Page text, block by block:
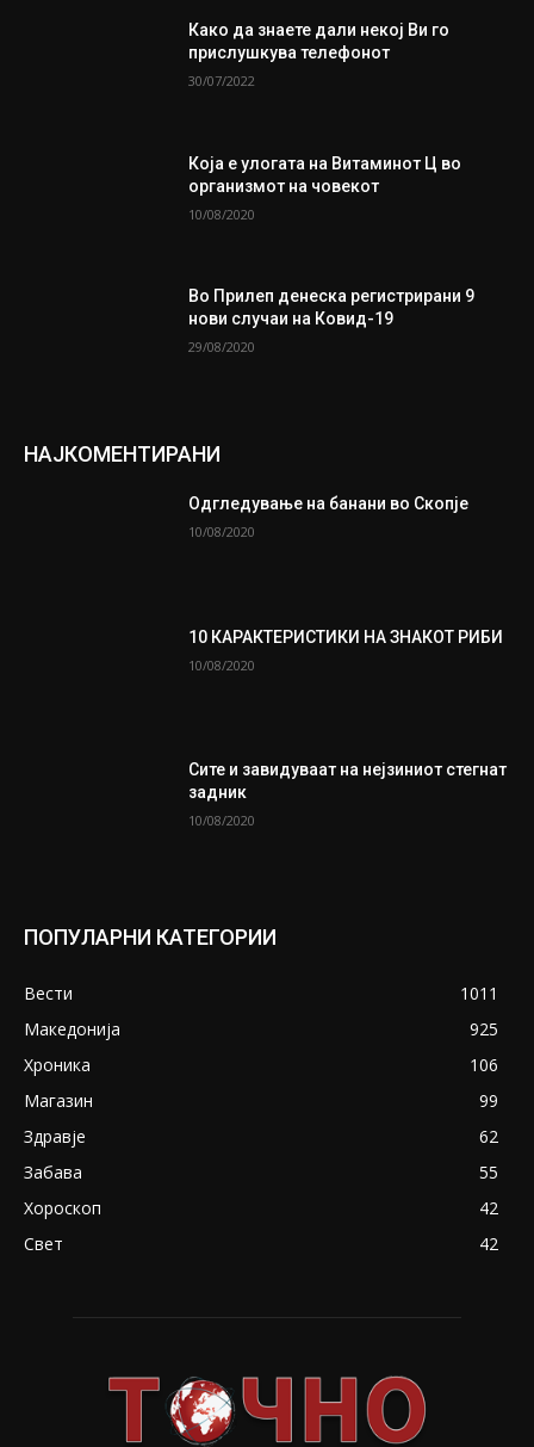
Како да знаете дали некој Ви го
прислушкува телефонот
30/07/2022
Која е улогата на Витаминот Ц во
организмот на човекот
10/08/2020
Во Прилеп денеска регистрирани 9
нови случаи на Ковид-19
29/08/2020
НАЈКОМЕНТИРАНИ
Одгледување на банани во Скопје
10/08/2020
10 КАРАКТЕРИСТИКИ НА ЗНАКОТ РИБИ
10/08/2020
Сите и завидуваат на нејзиниот стегнат
задник
10/08/2020
ПОПУЛАРНИ КАТЕГОРИИ
Вести
1011
Македонија
925
Хроника
106
Магазин
99
Здравје
62
Забава
55
Хороскоп
42
Свет
42